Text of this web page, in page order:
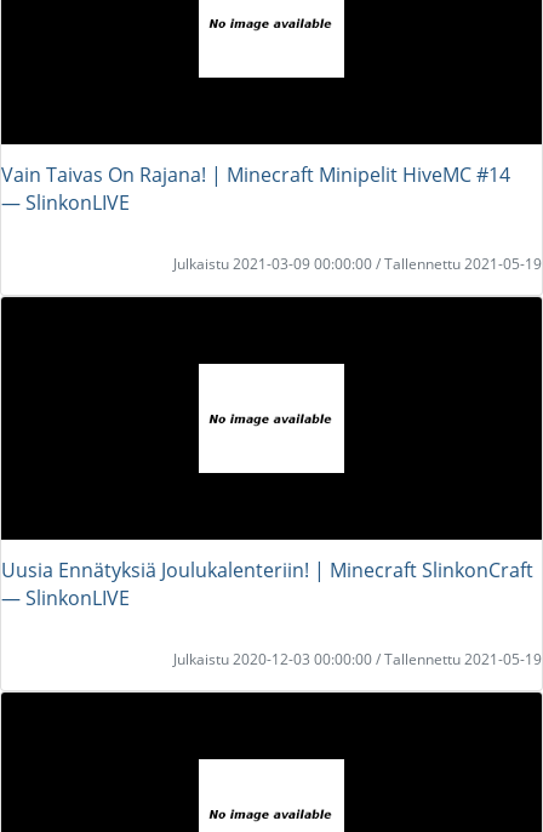
Vain Taivas On Rajana! | Minecraft Minipelit HiveMC #14
― SlinkonLIVE
Julkaistu 2021-03-09 00:00:00 / Tallennettu 2021-05-19
Uusia Ennätyksiä Joulukalenteriin! | Minecraft SlinkonCraft
― SlinkonLIVE
Julkaistu 2020-12-03 00:00:00 / Tallennettu 2021-05-19